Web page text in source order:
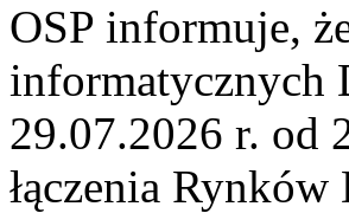
OSP informuje,
informatycznych
29.07.2026 r. od
łączenia